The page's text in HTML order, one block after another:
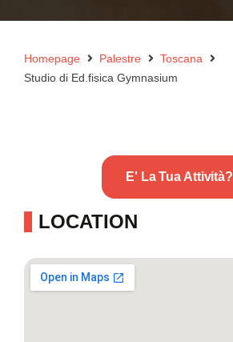
Homepage Palestre
Toscana
Studio di Ed.fisica Gymnasium
E' La Tua Attività?
LOCATION